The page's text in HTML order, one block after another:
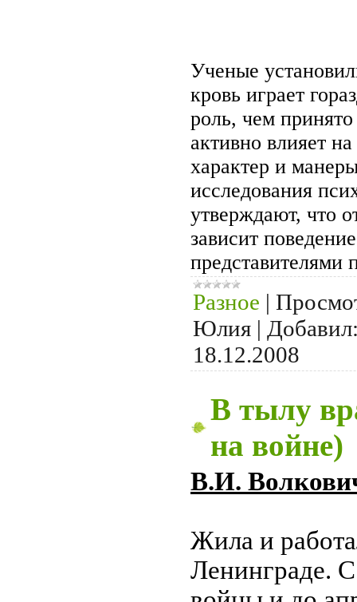
Ученые
кровь играет
роль, чем
активно влияет
характер и
исследования
утверждают, что
зависит
представителями
Разное |
Юлия |
18.12.2008
В тылу
на войне)
В.И.
Жила и
Ленинграде.